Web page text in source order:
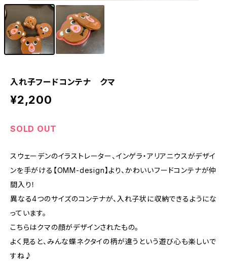
入れ子フードコンテナ クマ
¥2,200
SOLD OUT
スウェーデンのイラストレーター、インゲラ・アリアニウスがデザイ
ンを手がける【OMM-design】より、かわいいフードコンテナが仲
間入り！
異なる4つのサイズのコンテナが、入れ子状に収納できるようにな
っています。
こちらはクマの顔がデザインされたもの。
よく見ると、みんな蝶ネクタイの柄が違うという遊び心も楽しいで
すね♪